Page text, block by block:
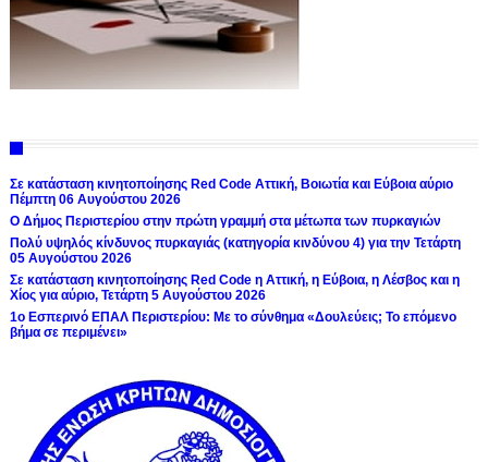
Σε κατάσταση κινητοποίησης Red Code Αττική, Βοιωτία και Εύβοια αύριο
Πέμπτη 06 Αυγούστου 2026
Ο Δήμος Περιστερίου στην πρώτη γραμμή στα μέτωπα των πυρκαγιών
Πολύ υψηλός κίνδυνος πυρκαγιάς (κατηγορία κινδύνου 4) για την Τετάρτη
05 Αυγούστου 2026
Σε κατάσταση κινητοποίησης Red Code η Αττική, η Εύβοια, η Λέσβος και η
Χίος για αύριο, Τετάρτη 5 Αυγούστου 2026
1ο Εσπερινό ΕΠΑΛ Περιστερίου: Με το σύνθημα «Δουλεύεις; Το επόμενο
βήμα σε περιμένει»